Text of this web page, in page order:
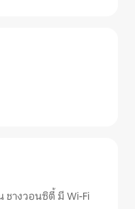
ชางวอนซิตี้ มี Wi-Fi